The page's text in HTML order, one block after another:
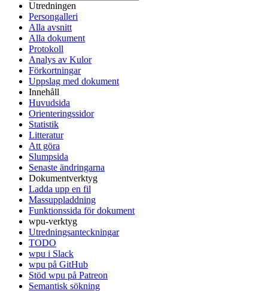
Utredningen
Persongalleri
Alla avsnitt
Alla dokument
Protokoll
Analys av Kulor
Förkortningar
Uppslag med dokument
Innehåll
Huvudsida
Orienteringssidor
Statistik
Litteratur
Att göra
Slumpsida
Senaste ändringarna
Dokumentverktyg
Ladda upp en fil
Massuppladdning
Funktionssida för dokument
wpu-verktyg
Utredningsanteckningar
TODO
wpu i Slack
wpu på GitHub
Stöd wpu på Patreon
Semantisk sökning